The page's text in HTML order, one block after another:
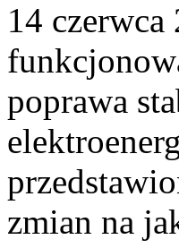
14 czerwca
poprawa
zmian na